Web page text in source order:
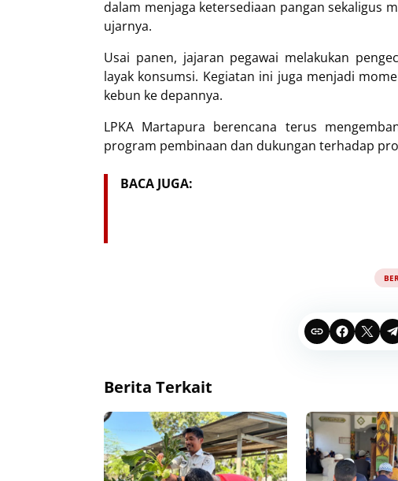
dalam menjaga ketersediaan pangan sekaligus
ujarnya.
Usai panen, jajaran pegawai melakukan
layak konsumsi. Kegiatan ini juga menjadi
kebun ke depannya.
LPKA Martapura berencana terus
program pembinaan dan dukungan terhadap
BACA JUGA:
Berita Terkait